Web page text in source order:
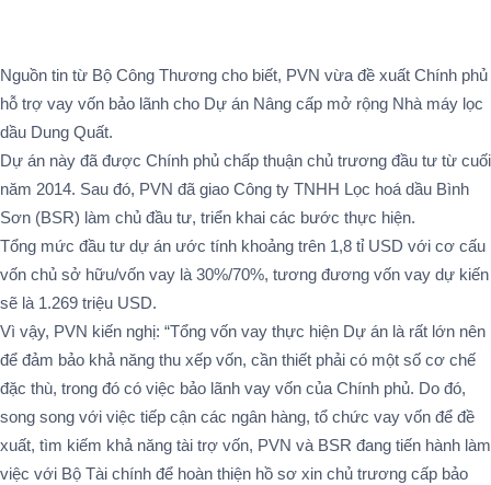
Nguồn tin từ Bộ Công Thương cho biết, PVN vừa đề xuất Chính phủ
hỗ trợ vay vốn bảo lãnh cho Dự án Nâng cấp mở rộng Nhà máy lọc
dầu Dung Quất.
Dự án này đã được Chính phủ chấp thuận chủ trương đầu tư từ cuối
năm 2014. Sau đó, PVN đã giao Công ty TNHH Lọc hoá dầu Bình
Sơn (BSR) làm chủ đầu tư, triển khai các bước thực hiện.
Tổng mức đầu tư dự án ước tính khoảng trên 1,8 tỉ USD với cơ cấu
vốn chủ sở hữu/vốn vay là 30%/70%, tương đương vốn vay dự kiến
sẽ là 1.269 triệu USD.
Vì vậy, PVN kiến nghị: “Tổng vốn vay thực hiện Dự án là rất lớn nên
để đảm bảo khả năng thu xếp vốn, cần thiết phải có một số cơ chế
đặc thù, trong đó có việc bảo lãnh vay vốn của Chính phủ. Do đó,
song song với việc tiếp cận các ngân hàng, tổ chức vay vốn để đề
xuất, tìm kiếm khả năng tài trợ vốn, PVN và BSR đang tiến hành làm
việc với Bộ Tài chính để hoàn thiện hồ sơ xin chủ trương cấp bảo